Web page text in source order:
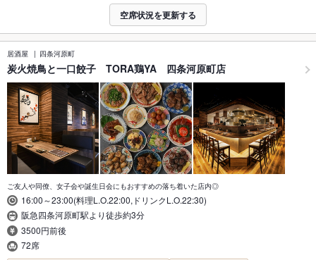
空席状況を更新する
居酒屋 四条河原町
炭火焼鳥と一口餃子 TORA鶏YA 四条河原町店
ご友人や同僚、女子会や誕生日会にもおすすめの落ち着いた店内◎
16:00～23:00(料理L.O.22:00,ドリンクL.O.22:30)
阪急四条河原町駅より徒歩約3分
3500円前後
72席